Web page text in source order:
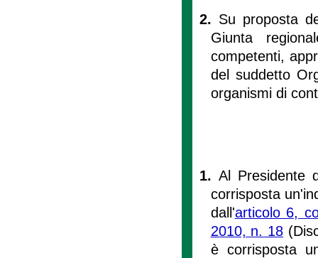
2. Su proposta
Giunta
competenti,
del suddetto
organismi di
1.Al Presidente
corrisposta
dall'articolo 6,
2010, n. 18
è corrisposta